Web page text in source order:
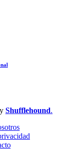
Shufflehound.